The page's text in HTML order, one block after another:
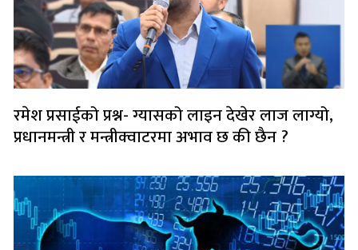
रमेश प्रसाईको प्रश्न- ग्यासको लाइन देखेर लाज लाग्यो,
प्रधानमन्त्री र मन्त्रीक्वाटरमा अभाव छ की छैन ?